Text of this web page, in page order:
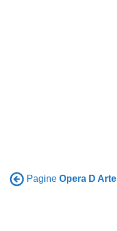
Pagine Opera D Arte